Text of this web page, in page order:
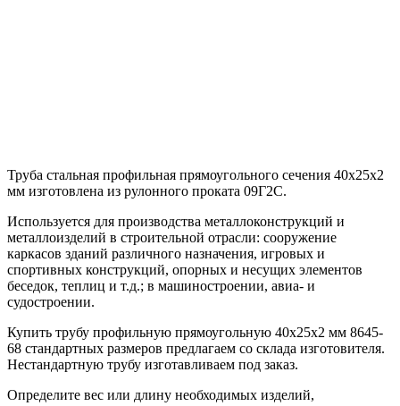
Труба стальная профильная прямоугольного сечения 40х25х2
мм изготовлена из рулонного проката 09Г2С.
Используется для производства металлоконструкций и
металлоизделий в строительной отрасли: сооружение
каркасов зданий различного назначения, игровых и
спортивных конструкций, опорных и несущих элементов
беседок, теплиц и т.д.; в машиностроении, авиа- и
судостроении.
Купить трубу профильную прямоугольную 40х25х2 мм 8645-
68 стандартных размеров предлагаем со склада изготовителя.
Нестандартную трубу изготавливаем под заказ.
Определите вес или длину необходимых изделий,